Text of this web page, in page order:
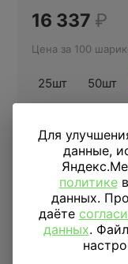
16 337 ₽
Цена за 100
25шт 50шт
ДОСТАВКАПО
Доставка в
Доставка за МКАД
Для
данные,
политикев
данных.
даёте
данных.